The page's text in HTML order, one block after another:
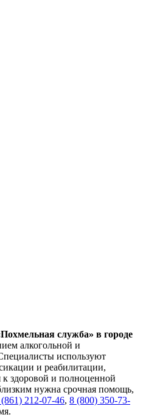
служба» в городе
алкогольной и
используют
и реабилитации,
к здоровой и полноценной
нужна срочная помощь,
212-07-46, 8 (800) 350-73-